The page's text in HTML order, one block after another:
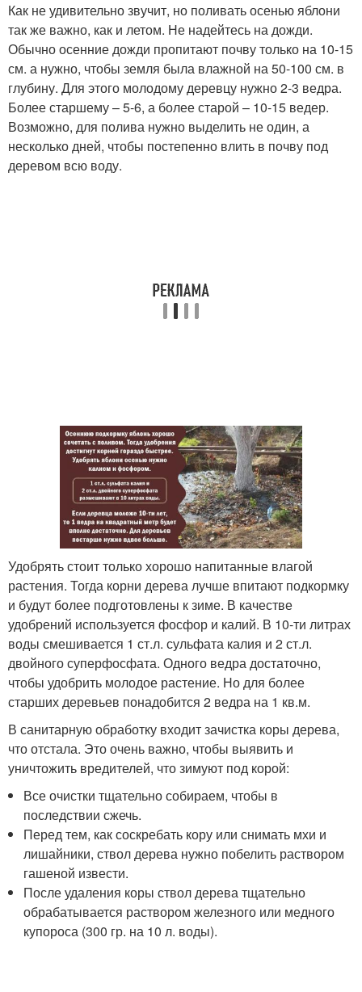
Как не удивительно звучит, но поливать осенью яблони
так же важно, как и летом. Не надейтесь на дожди.
Обычно осенние дожди пропитают почву только на 10-15
см. а нужно, чтобы земля была влажной на 50-100 см. в
глубину. Для этого молодому деревцу нужно 2-3 ведра.
Более старшему – 5-6, а более старой – 10-15 ведер.
Возможно, для полива нужно выделить не один, а
несколько дней, чтобы постепенно влить в почву под
деревом всю воду.
Удобрять стоит только хорошо напитанные влагой
растения. Тогда корни дерева лучше впитают подкормку
и будут более подготовлены к зиме. В качестве
удобрений используется фосфор и калий. В 10-ти литрах
воды смешивается 1 ст.л. сульфата калия и 2 ст.л.
двойного суперфосфата. Одного ведра достаточно,
чтобы удобрить молодое растение. Но для более
старших деревьев понадобится 2 ведра на 1 кв.м.
В санитарную обработку входит зачистка коры дерева,
что отстала. Это очень важно, чтобы выявить и
уничтожить вредителей, что зимуют под корой:
Все очистки тщательно собираем, чтобы в
последствии сжечь.
Перед тем, как соскребать кору или снимать мхи и
лишайники, ствол дерева нужно побелить раствором
гашеной извести.
После удаления коры ствол дерева тщательно
обрабатывается раствором железного или медного
купороса (300 гр. на 10 л. воды).